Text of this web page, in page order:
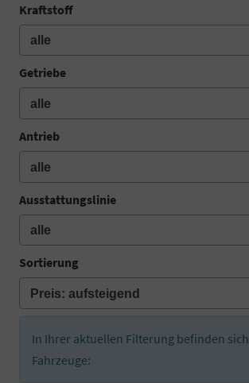
Kraftstoff
Getriebe
Antrieb
Ausstattungslinie
Sortierung
In Ihrer aktuellen Filterung befinden sich
Fahrzeuge: